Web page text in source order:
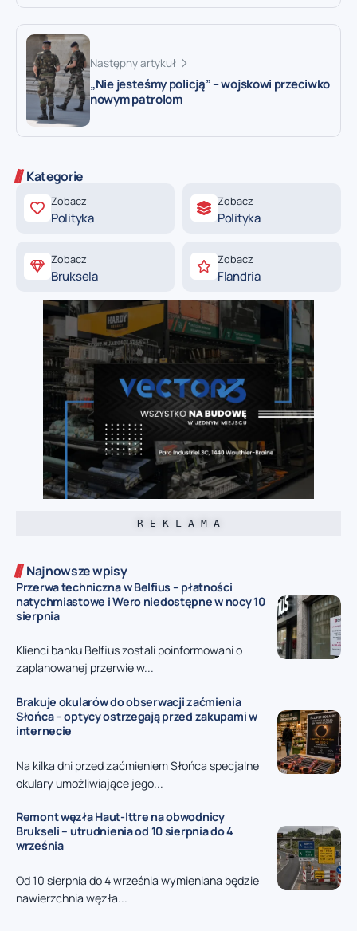
Następny artykuł
„Nie jesteśmy policją” – wojskowi przeciwko
nowym patrolom
Kategorie
Zobacz
Polityka
Zobacz
Polityka
Zobacz
Bruksela
Zobacz
Flandria
R E K L A M A
Najnowsze wpisy
Przerwa techniczna w Belfius – płatności
natychmiastowe i Wero niedostępne w nocy 10
sierpnia
Klienci banku Belfius zostali poinformowani o
zaplanowanej przerwie w...
Brakuje okularów do obserwacji zaćmienia
Słońca – optycy ostrzegają przed zakupami w
internecie
Na kilka dni przed zaćmieniem Słońca specjalne
okulary umożliwiające jego...
Remont węzła Haut-Ittre na obwodnicy
Brukseli – utrudnienia od 10 sierpnia do 4
września
Od 10 sierpnia do 4 września wymieniana będzie
nawierzchnia węzła...